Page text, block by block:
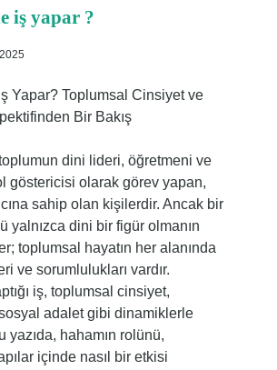
iş yapar ?
Yapar? Toplumsal Cinsiyet ve
Bir Bakış
dini lideri, öğretmeni ve
göstericisi olarak görev yapan,
sahip olan kişilerdir. Ancak bir
yalnızca dini bir figür olmanın
toplumsal hayatın her alanında
ve sorumlulukları vardır.
iş, toplumsal cinsiyet,
adalet gibi dinamiklerle
yazıda, hahamın rolünü,
içinde nasıl bir etkisi